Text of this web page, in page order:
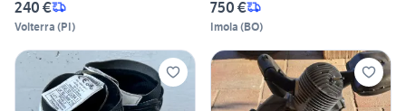
240 €
Volterra (PI)
750 €
Imola (BO)